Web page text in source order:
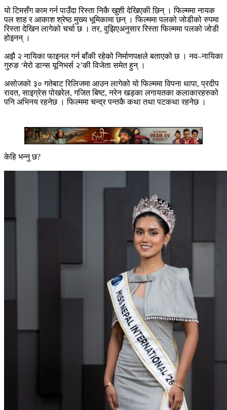
यो टिमसँग काम गर्न पाउँदा रिस्ता निकै खुशी देखिएकी छिन् । फिल्ममा नायक
पल शाह र आकाश श्रेष्ठ मुख्य भूमिकामा छन् । फिल्ममा पलको जोडीको रुपमा
रिस्ता देखिन लागेको चर्चा छ । तर, वुझिएअनुसार रिस्ता फिल्ममा पलको जोडी
होइनन् ।
अझै २ नायिका फाइनल गर्न बाँकी रहेको निर्माणपक्षले बताएको छ । नव–नायिका
गुरुङ ‘मेरो डान्स यूनिभर्स २’की विजेता समेत हुन् ।
असोजको ३० गतेबाट रिलिजमा आउन लागेको यो फिल्ममा विपना थापा, प्रदीप
रावत, साइग्रेस पोखरेल, गजित बिष्ट, नरेन खड्का लगायतका कलाकारहरुको
पनि अभिनय रहनेछ । फिल्ममा चन्द्र पन्तकै कथा तथा पटकथा रहनेछ ।
केहि भन्नु छ?